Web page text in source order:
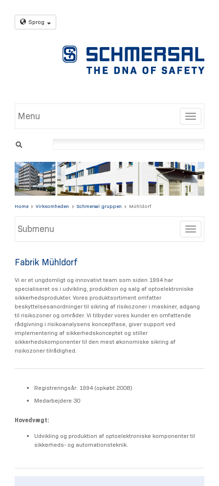
Sprog
Toggle
Menu
Home Virksomheden Schmersal gruppen Mühldorf
Toggle
Submenu
Fabrik Mühldorf
Vi er et ungdomligt og innovativt team som siden 1994 har
specialiseret os i udvikling, produktion og salg af optoelektroniske
sikkerhedsprodukter. Vores produktsortiment omfatter
beskyttelsesanordninger til sikring af risikozoner i maskiner, adgang
til risikozoner og områder. Vi tilbyder vores kunder en omfattende
rådgivning i risikoanalysens konceptfase, giver support ved
implementering af sikkerhedskonceptet og stiller
sikkerhedskomponenter til den mest økonomiske sikring af
risikozoner tilrådighed.
Registreringsår: 1994 (opkøbt 2008)
Medarbejdere 30
Hovedvægt:
Udvikling og produktion af optoelektroniske komponenter til
sikkerheds- og automationsteknik.